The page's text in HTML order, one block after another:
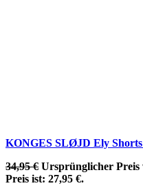
KONGES SLØJD Ely
34,95€ Ursprünglicher Preis
Preis ist: 27,95 €.